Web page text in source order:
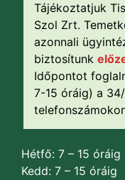
Tájékoztatjuk
Szol Zrt.
azonnali
biztosítunk
Időpontot
7-15 óráig) a
Hétfő: 7 – 15 óráig
Kedd: 7 – 15 óráig